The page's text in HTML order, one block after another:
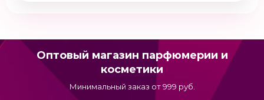
Оптовый магазин парфюмерии и
косметики
Минимальный заказ от 999 руб.